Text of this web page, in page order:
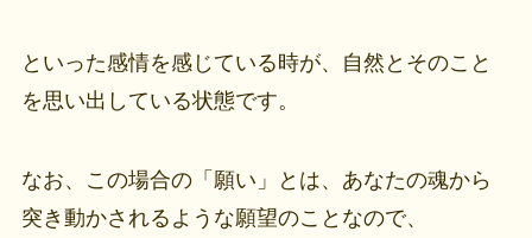
といった感情を感じている時が、自然とそのこと
を思い出している状態です。
なお、この場合の「願い」とは、あなたの魂から
突き動かされるような願望のことなので、